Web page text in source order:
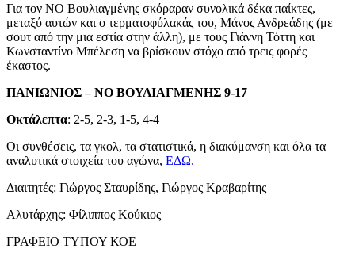
Για τον ΝΟ Βουλιαγμένης σκόραραν συνολικά δέκα παίκτες,
μεταξύ αυτών και ο τερματοφύλακάς του, Μάνος Ανδρεάδης (με
σουτ από την μια εστία στην άλλη), με τους Γιάννη Τόττη και
Κωνσταντίνο Μπέλεση να βρίσκουν στόχο από τρεις φορές
έκαστος.
ΠΑΝΙΩΝΙΟΣ – ΝΟ ΒΟΥΛΙΑΓΜΕΝΗΣ 9-17
Οκτάλεπτα: 2-5, 2-3, 1-5, 4-4
Οι συνθέσεις, τα γκολ, τα στατιστικά, η διακύμανση και όλα τα
αναλυτικά στοιχεία του αγώνα, ΕΔΩ.
Διαιτητές: Γιώργος Σταυρίδης, Γιώργος Κραβαρίτης
Αλυτάρχης: Φίλιππος Κούκιος
ΓΡΑΦΕΙΟ ΤΥΠΟΥ ΚΟΕ